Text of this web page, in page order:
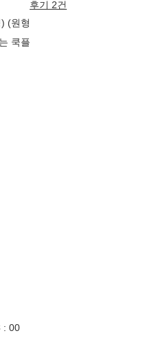
후기 2건
(원형
쿡플
: 00